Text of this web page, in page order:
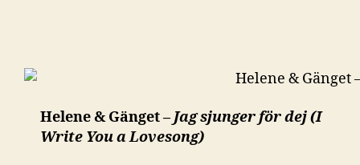
Helene & Gänget – Jag sjunger för dej (I
Write You a Lovesong)